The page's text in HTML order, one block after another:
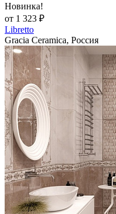
Новинка!
от 1 323 ₽
Libretto
Gracia Ceramica, Россия